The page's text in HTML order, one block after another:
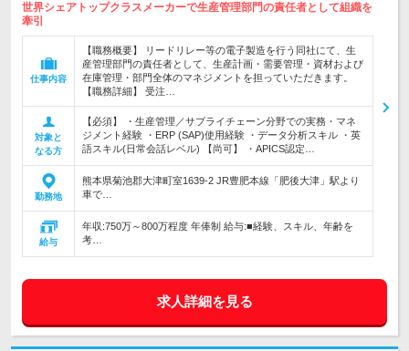
世界シェアトップクラスメーカーで生産管理部門の責任者として組織を
牽引
仕事内容
【職務概要】 リードリレー等の電子製造を行う同社にて、生
産管理部門の責任者として、生産計画・需要管理・資材および
在庫管理・部門全体のマネジメントを担っていただきます。
【職務詳細】 受注…
対象と
なる方
【必須】 ・生産管理／サプライチェーン分野での実務・マネ
ジメント経験 ・ERP (SAP)使用経験 ・データ分析スキル ・英
語スキル(日常会話レベル) 【尚可】 ・APICS認定…
勤務地
熊本県菊池郡大津町室1639-2 JR豊肥本線「肥後大津」駅より
車で…
給与
年収:750万～800万程度 年俸制 給与:■経験、スキル、年齢を
考…
求人詳細を見る